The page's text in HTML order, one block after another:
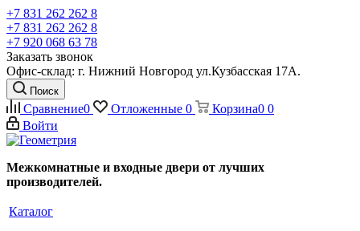
+7 831 262 262 8
+7 831 262 262 8
+7 920 068 63 78
Заказать звонок
Офис-склад: г. Нижний Новгород ул.Кузбасская 17А.
Поиск
Сравнение0 Отложенные 0 Корзина0 0
Войти
Межкомнатные и входные двери от лучших
производителей.
Каталог